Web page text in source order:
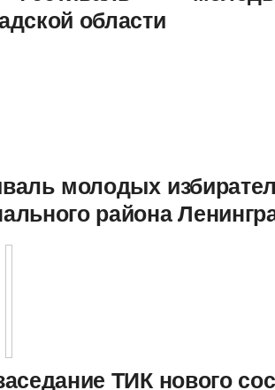
области
молодых
района
ТИК нового